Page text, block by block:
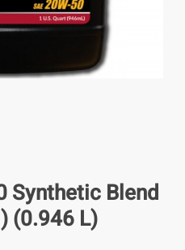
Synthetic Blend
(0.946 L)